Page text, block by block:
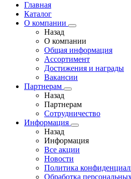
Главная
Каталог
О компании
Назад
О компании
Общая информация
Ассортимент
Достижения и награды
Вакансии
Партнерам
Назад
Партнерам
Сотрудничество
Информация
Назад
Информация
Все акции
Новости
Политика
Обработка